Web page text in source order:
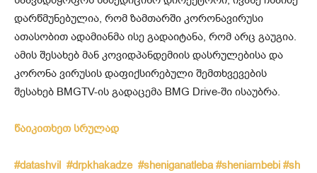
დარწმუნებულია, რომ ზამთარში კორონავირუსი
ათასობით ადამიანმა ისე გადაიტანა, რომ არც გაუგია.
ამის შესახებ მან კოვიდპანდემიის დასრულებისა და
კორონა ვირუსის დაფიქსირებული შემთხვევების
შესახებ BMGTV-ის გადაცემა BMG Drive-ში ისაუბრა.
წაიკითხეთ სრულად
#datashvil #drpkhakadze #sheniganatleba #sheniambebi #sh